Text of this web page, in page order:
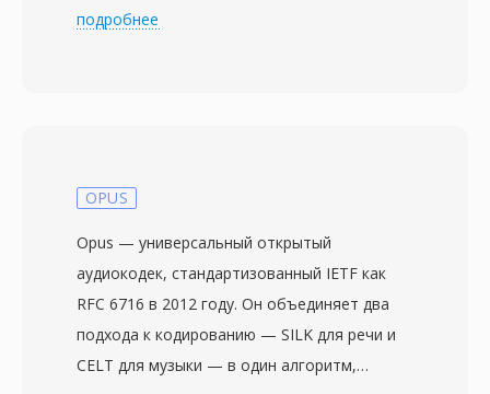
SNDT включают краткий заголовок с
беззнаковые PCM, обычно при 8000-22050
простой рекордер и плеер волновых форм,
часто распространяемый как shareware или
в комплекте с драйверами звуковых карт.
Ключевое преимущество перед
конкурирующими DOS-аудиоформатами —
подробнее
OPUS
Opus — универсальный открытый
аудиокодек, стандартизованный IETF как
RFC 6716 в 2012 году. Он объединяет два
подхода к кодированию — SILK для речи и
CELT для музыки — в один алгоритм,